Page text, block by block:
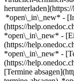
*open\_in\_new* -
(https://
*open\_in\_new* -
(https://
*open\_in\_new* - [Termine verwalten](https://help.onedoc.ch/de/termine-verwalten) *open\_in\_new* - [Termine absagen](https://help.onedoc.ch/de/online-gebuchte-termine-absagen) *open\_in\_new* - [Ich erhalte keine Terminbestätigung](https://help.onedoc.ch/de/ich-erhalte-keine-terminbest%C3%A4tigung) *open\_in\_new* [Alle unsere Artikel anzeigen *open\_in\_new*](https://help.onedoc.ch/de/) close ## Ihre Suche bearbeiten ![Haus mit Pluszeichen, das anzeigt, dass eine Konsultation vor Ort möglich ist](https://www.onedoc.ch/assets/images/icons/on-site.svg) Vor Ort ![Kamera mit Play-Symbol, die anzeigt, dass eine Konsultation per Video aus der Ferne möglich ist](https://www.onedoc.ch/assets/images/icons/remote.svg) Virtuell Suche #### Fachrichtung #### Gesundheitsfachperson #### Einrichtung edit Schwangerschaftsultraschall in Opfikon tune Filter Neue Patienten*keyboard\_arrow\_down* - Zugelassen*check\_circle* Gesprochene Sprachen*keyboard\_arrow\_down* - Bulgarisch*check\_circle* - Deutsch*check\_circle* - Englisch*check\_circle* - Französisch*check\_circle* - Georgisch*check\_circle* - Griechisch*check\_circle* - Italienisch*check\_circle* - Japanisch*check\_circle* - Kroatisch*check\_circle* - Portugiesisch*check\_circle* - Rumänisch*check\_circle* - Russisch*check\_circle* - Serbisch*check\_circle* - Slowakisch*check\_circle* - Slowenisch*check\_circle* - Spanisch*check\_circle* - Türkisch*check\_circle* - Ukrainisch*check\_circle* - Ungarisch*check\_circle* Geschlecht*keyboard\_arrow\_down* - Weiblich*check\_circle* - Männlich*check\_circle* Netzwerk*keyboard\_arrow\_down* - Hirslanden*check\_circle* - Swiss Medical Network*check\_circle* Verfügbarkeit*keyboard\_arrow\_down* -